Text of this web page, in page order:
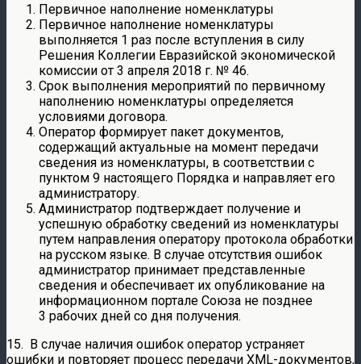
Первичное наполнение номенклатуры
Первичное наполнение номенклатуры
выполняется 1 раз после вступления в силу
Решения Коллегии Евразийской экономической
комиссии от 3 апреля 2018 г. № 46.
Срок выполнения мероприятий по первичному
наполнению номенклатуры определяется
условиями договора.
Оператор формирует пакет документов,
содержащий актуальные на момент передачи
сведения из номенклатуры, в соответствии с
пунктом 9 настоящего Порядка и направляет его
администратору.
Администратор подтверждает получение и
успешную обработку сведений из номенклатуры
путем направления оператору протокола обработки
на русском языке. В случае отсутствия ошибок
администратор принимает представленные
сведения и обеспечивает их опубликование на
информационном портале Союза не позднее
3 рабочих дней со дня получения.
15. В случае наличия ошибок оператор устраняет
ошибки и повторяет процесс передачи XML-документов,